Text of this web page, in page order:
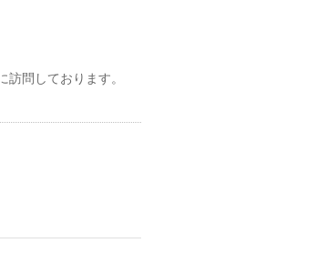
問しております。